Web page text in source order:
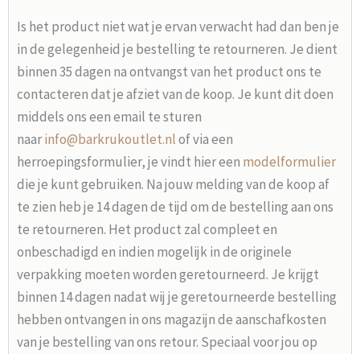
Is het product niet wat je ervan verwacht had dan ben je
in de gelegenheid je bestelling te retourneren. Je dient
binnen 35 dagen na ontvangst van het product ons te
contacteren dat je afziet van de koop. Je kunt dit doen
middels ons een email te sturen
naarinfo@barkrukoutlet.nlof via een
herroepingsformulier, je vindt hier een modelformulier
die je kunt gebruiken. Na jouw melding van de koop af
te zien heb je 14 dagen de tijd om de bestelling aan ons
te retourneren. Het product zal compleet en
onbeschadigd en indien mogelijk in de originele
verpakking moeten worden geretourneerd. Je krijgt
binnen 14 dagen nadat wij je geretourneerde bestelling
hebben ontvangen in ons magazijn de aanschafkosten
van je bestelling van ons retour. Speciaal voor jou op